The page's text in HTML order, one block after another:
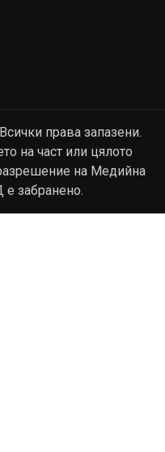
права запазени.
на част или цялото
на Медийна
забранено.